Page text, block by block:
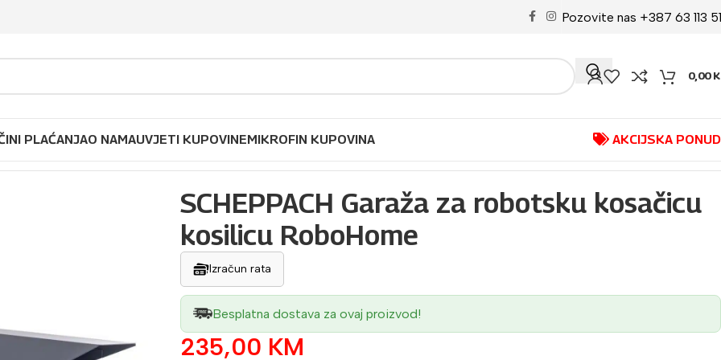
Pozovite nas +387 63 113
0,00
PLAĆANJAO NAMAUVJETI KUPOVINEMIKROFIN KUPOVINA AKCIJSKA
SCHEPPACH Garaža za robotsku kosačicu
kosilicu RoboHome
Izračun rata
Besplatna dostava za ovaj proizvod!
235,00 KM